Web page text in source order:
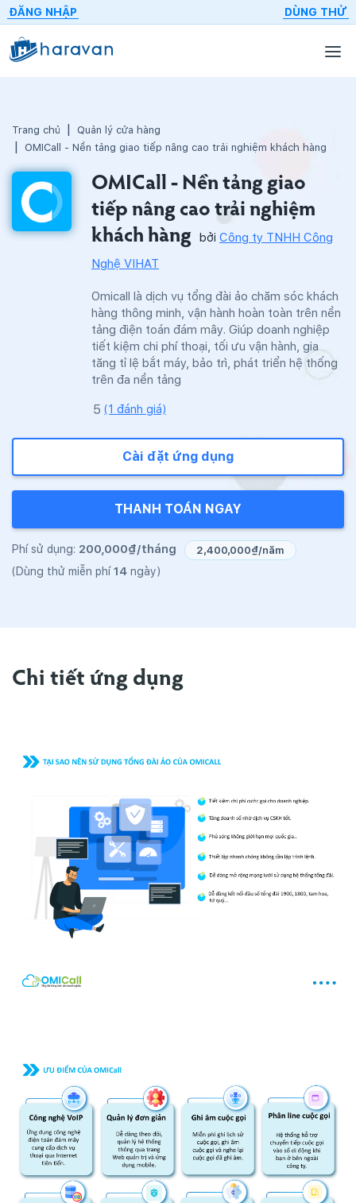
ĐĂNG NHẬP DÙNG THỬ
Trang chủ
Quản lý cửa hàng
OMICall - Nền tảng giao tiếp nâng cao trải nghiệm khách hàng
OMICall - Nền tảng giao
tiếp nâng cao trải nghiệm
khách hàng
bởi Công ty TNHH Công
Nghệ VIHAT
Omicall là dịch vụ tổng đài ảo chăm sóc khách
hàng thông minh, vận hành hoàn toàn trên nền
tảng điện toán đám mây. Giúp doanh nghiệp
tiết kiệm chi phí thoại, tối ưu vận hành, gia
tăng tỉ lệ bắt máy, bảo trì, phát triển hệ thống
trên đa nền tảng
(1 đánh giá)
Cài đặt ứng dụng
THANH TOÁN NGAY
Phí sử dụng: 200,000₫/tháng 2,400,000₫/năm
(Dùng thử miễn phí 14 ngày)
Chi tiết ứng dụng